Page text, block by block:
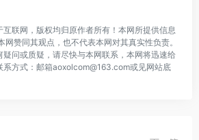
联网，版权均归原作者所有！本网所提供信息
网赞同其观点，也不代表本网对其真实性负责。
问或质疑，请尽快与本网联系，本网将迅速给
系方式：邮箱aoxolcom@163.com或见网站底